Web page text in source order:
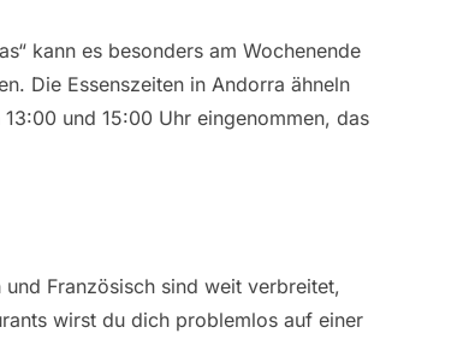
kann es besonders am Wochenende
Die Essenszeiten in Andorra ähneln
und 15:00 Uhr eingenommen, das
Französisch sind weit verbreitet,
wirst du dich problemlos auf einer